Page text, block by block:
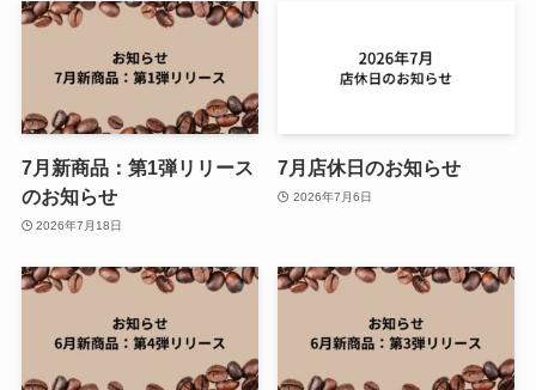
7月新商品：第1弾リリース
のお知らせ
2026年7月18日
7月店休日のお知らせ
2026年7月6日